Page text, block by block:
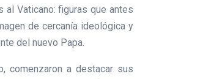
Vaticano: figuras que antes
de cercanía ideológica y
del nuevo Papa.
comenzaron a destacar sus